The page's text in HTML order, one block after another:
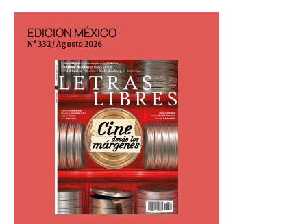
EDICIÓN MÉXICO
N° 332 / Agosto 2026